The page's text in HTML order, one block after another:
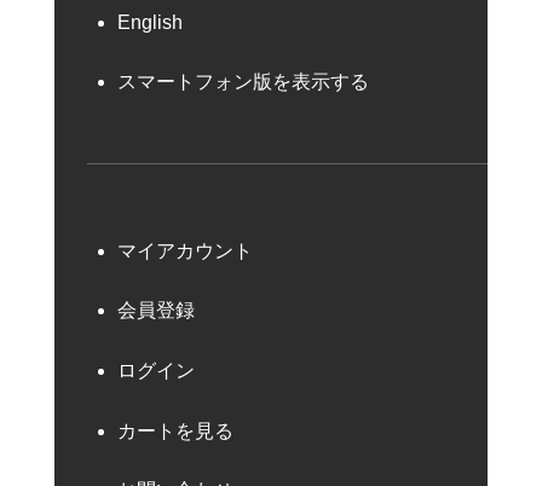
English
スマートフォン版を表示する
マイアカウント
会員登録
ログイン
カートを見る